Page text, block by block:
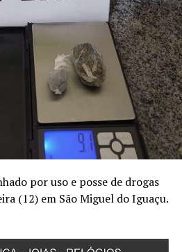
por uso e posse de drogas
(12) em São Miguel do Iguaçu.